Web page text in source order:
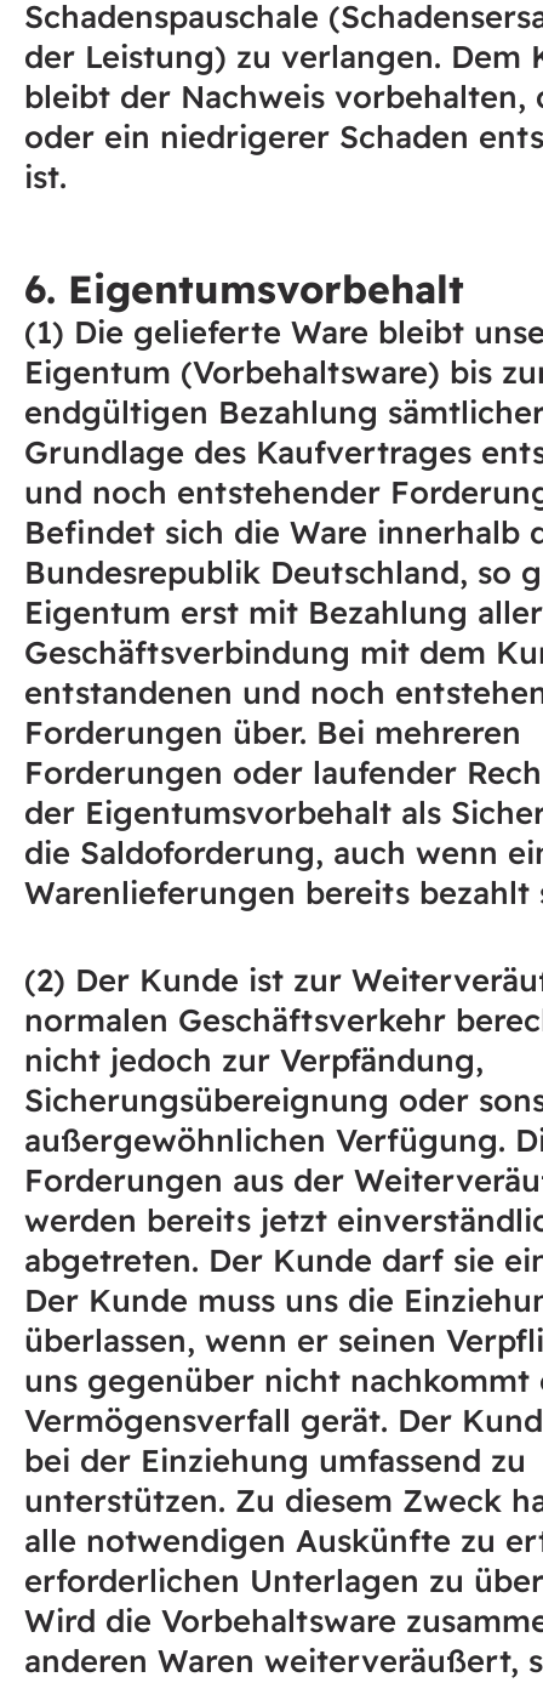
Schadenspauschale
der Leistung) zu verlangen. Dem
bleibt der Nachweis vorbehalten,
oder ein niedrigerer Schaden
ist.
6. Eigentumsvorbehalt
(1) Die gelieferte Ware bleibt
Eigentum (Vorbehaltsware) bis
endgültigen Bezahlung
Grundlage des Kaufvertrages
und noch entstehender
Befindet sich die Ware innerhalb
Bundesrepublik Deutschland, so
Eigentum erst mit Bezahlung
Geschäftsverbindung mit dem
entstandenen und noch
Forderungen über. Bei mehreren
Forderungen oder laufender
der Eigentumsvorbehalt als
die Saldoforderung, auch wenn
Warenlieferungen bereits bezahlt
(2) Der Kunde ist zur
normalen Geschäftsverkehr
nicht jedoch zur Verpfändung,
Sicherungsübereignung oder
außergewöhnlichen Verfügung.
Forderungen aus der
werden bereits jetzt
abgetreten. Der Kunde darf sie
Der Kunde muss uns die
überlassen, wenn er seinen
uns gegenüber nicht nachkommt
Vermögensverfall gerät. Der
bei der Einziehung umfassend zu
unterstützen. Zu diesem Zweck
alle notwendigen Auskünfte zu
erforderlichen Unterlagen zu
Wird die Vorbehaltsware
anderen Waren weiterveräußert,